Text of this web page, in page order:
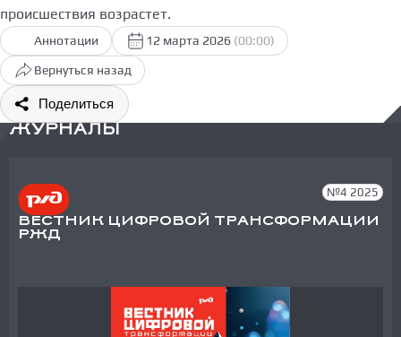
происшествия возрастет.
Аннотации 12 марта 2026 (00:00)
Вернуться назад
Поделиться
ЖУРНАЛЫ
№4 2025
ВЕСТНИК ЦИФРОВОЙ ТРАНСФОРМАЦИИ
РЖД